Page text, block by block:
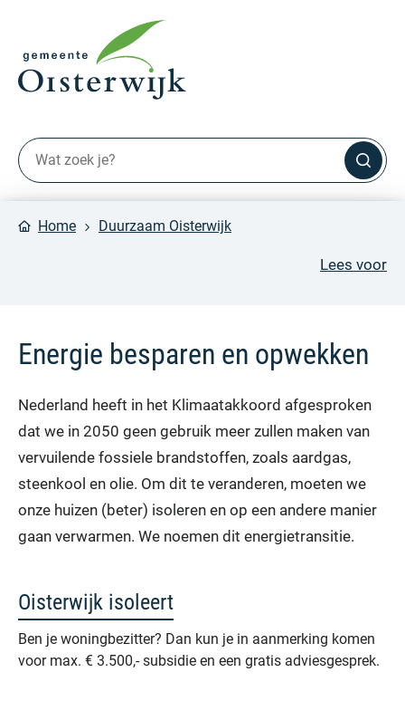
Home Duurzaam Oisterwijk
Lees voor
Energie besparen en opwekken
Nederland heeft in het Klimaatakkoord afgesproken
dat we in 2050 geen gebruik meer zullen maken van
vervuilende fossiele brandstoffen, zoals aardgas,
steenkool en olie. Om dit te veranderen, moeten we
onze huizen (beter) isoleren en op een andere manier
gaan verwarmen. We noemen dit energietransitie.
Oisterwijk isoleert
Ben je woningbezitter? Dan kun je in aanmerking komen
voor max. € 3.500,- subsidie en een gratis adviesgesprek.